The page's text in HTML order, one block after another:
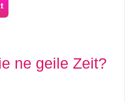
ne geile Zeit?